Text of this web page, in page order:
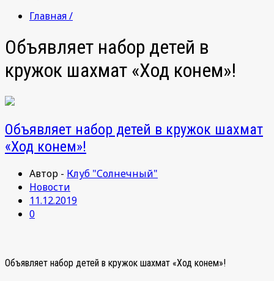
Главная /
Объявляет набор детей в
кружок шахмат «Ход конем»!
Объявляет набор детей в кружок шахмат
«Ход конем»!
Автор - Клуб "Солнечный"
Новости
11.12.2019
0
Объявляет набор детей в кружок шахмат «Ход конем»!